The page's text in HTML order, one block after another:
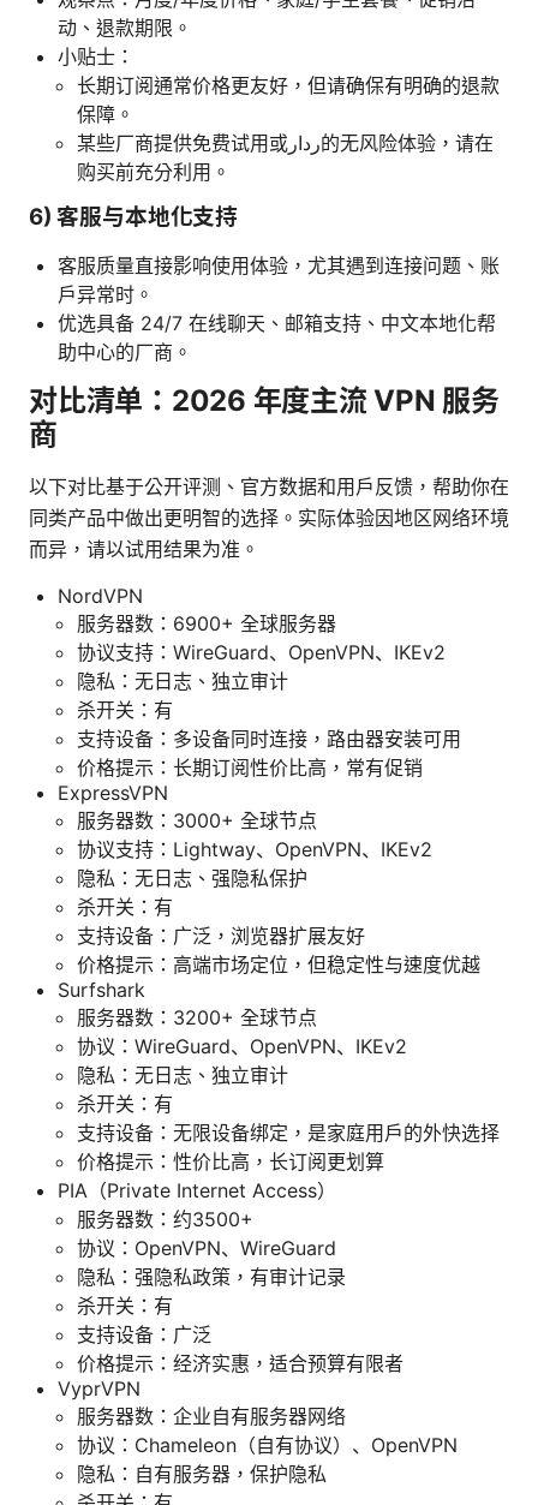
动、退款期限。
小贴士：
长期订阅通常价格更友好，但请确保有明确的退款
保障。
某些厂商提供免费试用或ردار的无风险体验，请在
购买前充分利用。
6) 客服与本地化支持
客服质量直接影响使用体验，尤其遇到连接问题、账
户异常时。
优选具备 24/7 在线聊天、邮箱支持、中文本地化帮
助中心的厂商。
对比清单：2026 年度主流 VPN 服务
商
以下对比基于公开评测、官方数据和用户反馈，帮助你在
同类产品中做出更明智的选择。实际体验因地区网络环境
而异，请以试用结果为准。
NordVPN
服务器数：6900+ 全球服务器
协议支持：WireGuard、OpenVPN、IKEv2
隐私：无日志、独立审计
杀开关：有
支持设备：多设备同时连接，路由器安装可用
价格提示：长期订阅性价比高，常有促销
ExpressVPN
服务器数：3000+ 全球节点
协议支持：Lightway、OpenVPN、IKEv2
隐私：无日志、强隐私保护
杀开关：有
支持设备：广泛，浏览器扩展友好
价格提示：高端市场定位，但稳定性与速度优越
Surfshark
服务器数：3200+ 全球节点
协议：WireGuard、OpenVPN、IKEv2
隐私：无日志、独立审计
杀开关：有
支持设备：无限设备绑定，是家庭用户的外快选择
价格提示：性价比高，长订阅更划算
PIA（Private Internet Access）
服务器数：约3500+
协议：OpenVPN、WireGuard
隐私：强隐私政策，有审计记录
杀开关：有
支持设备：广泛
价格提示：经济实惠，适合预算有限者
VyprVPN
服务器数：企业自有服务器网络
协议：Chameleon（自有协议）、OpenVPN
隐私：自有服务器，保护隐私